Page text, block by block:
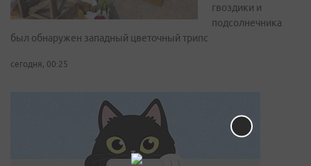
гвоздики и
подсолнечника
был обнаружен западный цветочный трипс
сегодня, 00:25